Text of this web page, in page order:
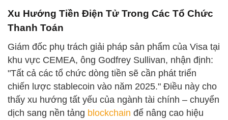
Xu Hướng Tiền Điện Tử Trong Các Tổ Chức
Thanh Toán
Giám đốc phụ trách giải pháp sản phẩm của Visa tại
khu vực CEMEA, ông Godfrey Sullivan, nhận định:
"Tất cả các tổ chức dòng tiền sẽ cần phát triển
chiến lược stablecoin vào năm 2025." Điều này cho
thấy xu hướng tất yếu của ngành tài chính – chuyển
dịch sang nền tảng blockchain để nâng cao hiệu